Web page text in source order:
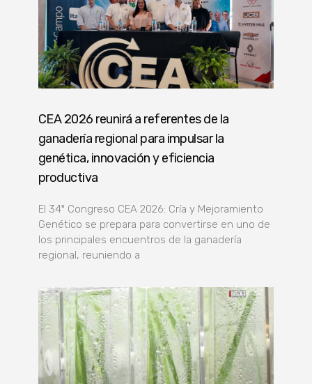
CEA 2026 reunirá a referentes de la
ganadería regional para impulsar la
genética, innovación y eficiencia
productiva
El 34º Congreso CEA 2026: Cría y Mejoramiento
Genético se prepara para convertirse en uno de
los principales encuentros de la ganadería
regional, reuniendo a